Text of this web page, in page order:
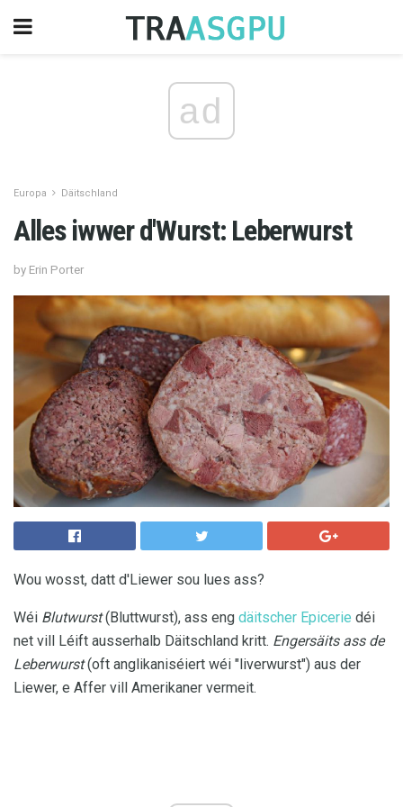
ad
Europa Däitschland
Alles iwwer d'Wurst: Leberwurst
by Erin Porter
Wou wosst, datt d'Liewer sou lues ass?
Wéi Blutwurst(Bluttwurst), ass eng däitscher Epicerie déi
net vill Léift ausserhalb Däitschland kritt. Engersäits ass de
Leberwurst(oft anglikaniséiert wéi "liverwurst") aus der
Liewer, e Affer vill Amerikaner vermeit.